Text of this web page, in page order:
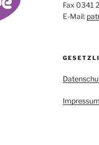
Fax 0341
E-Mail:
Impressum